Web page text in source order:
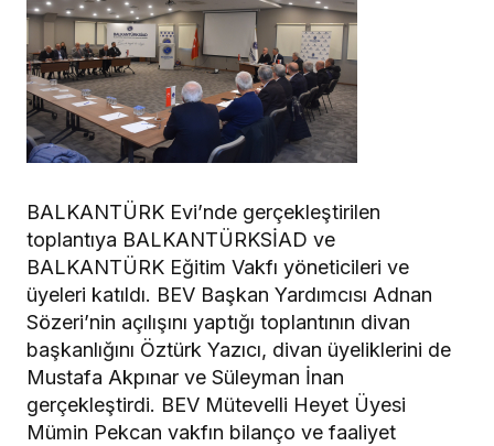
BALKANTÜRK Evi’nde gerçekleştirilen
toplantıya BALKANTÜRKSİAD ve
BALKANTÜRK Eğitim Vakfı yöneticileri ve
üyeleri katıldı. BEV Başkan Yardımcısı Adnan
Sözeri’nin açılışını yaptığı toplantının divan
başkanlığını Öztürk Yazıcı, divan üyeliklerini de
Mustafa Akpınar ve Süleyman İnan
gerçekleştirdi. BEV Mütevelli Heyet Üyesi
Mümin Pekcan vakfın bilanço ve faaliyet